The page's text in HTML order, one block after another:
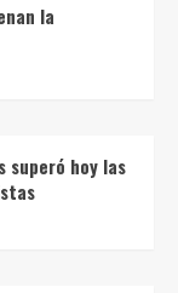
la
superó hoy las